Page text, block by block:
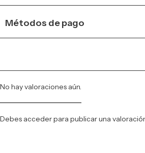
Métodos de pago
No hay valoraciones aún.
Debes accederpara publicar una